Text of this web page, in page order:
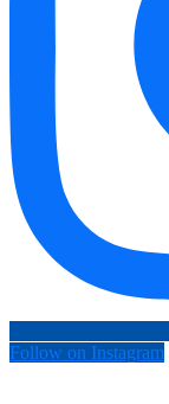
Follow on Instagram